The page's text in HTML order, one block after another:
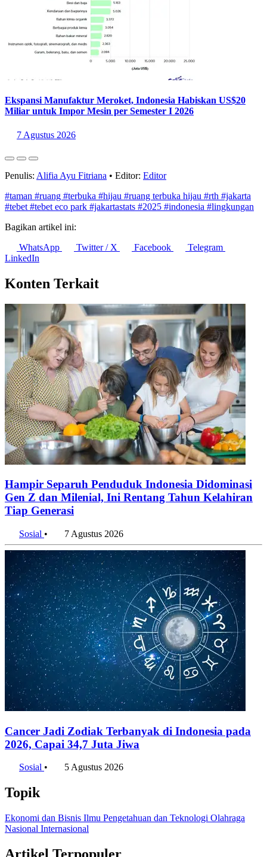
Ekspansi Manufaktur Meroket, Indonesia Habiskan US$20
Miliar untuk Impor Mesin per Semester I 2026
7 Agustus 2026
Penulis: Alifia Ayu Fitriana • Editor: Editor
#taman #ruang #terbuka #hijau #ruang terbuka hijau #rth #jakarta
#tebet #tebet eco park #jakartastats #2025 #indonesia #lingkungan
Bagikan artikel ini:
WhatsApp
Twitter / X Facebook
Telegram
LinkedIn
Konten Terkait
Hampir Separuh Penduduk Indonesia Didominasi
Gen Z dan Milenial, Ini Rentang Tahun Kelahiran
Tiap Generasi
Sosial • 7 Agustus 2026
Cancer Jadi Zodiak Terbanyak di Indonesia pada
2026, Capai 34,7 Juta Jiwa
Sosial • 5 Agustus 2026
Topik
Ekonomi dan Bisnis Ilmu Pengetahuan dan Teknologi Olahraga
Nasional Internasional